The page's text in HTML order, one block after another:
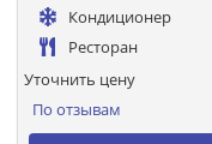
Кондиционер
Ресторан
По отзывам
Уточнить цену